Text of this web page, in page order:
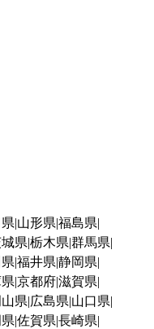
山形県 福島県
県 栃木県 群馬県
福井県 静岡県
京都府滋賀県
山県 広島県 山口県
佐賀県 長崎県